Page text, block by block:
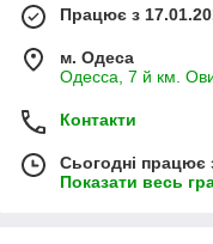
Працює з
м. Одеса
Одесса, 7 й км.
Контакти
Сьогодні працює
Показати весь